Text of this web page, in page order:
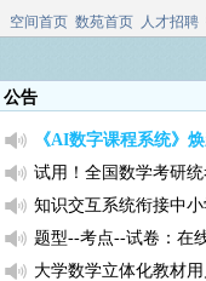
空间首页 数苑首页 人才招聘
公告
《AI数字课程系统》
试用！全国数学考研统
知识交互系统衔接中
题型--考点--试卷：在
大学数学立体化教材